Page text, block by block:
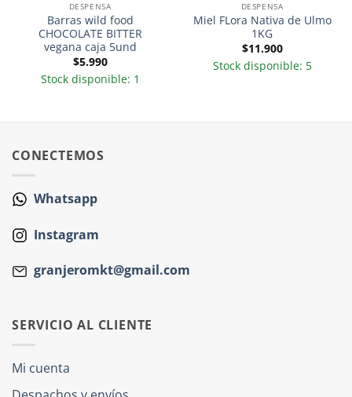
DESPENSA
Barras wild food
CHOCOLATE BITTER
vegana caja 5und
$5.990
Stock disponible: 1
DESPENSA
Miel FLora Nativa de Ulmo
1KG
$11.900
Stock disponible: 5
CONECTEMOS
Whatsapp
Instagram
granjeromkt@gmail.com
SERVICIO AL CLIENTE
Mi cuenta